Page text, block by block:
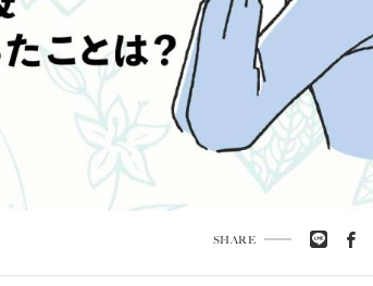
SHARE